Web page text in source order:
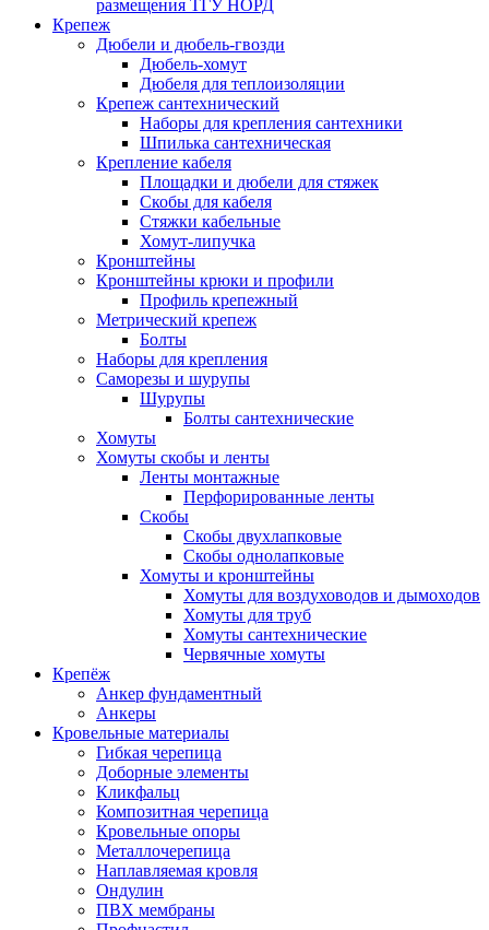
размещения ТГУ НОРД
Крепеж
Дюбели и дюбель-гвозди
Дюбель-хомут
Дюбеля для теплоизоляции
Крепеж сантехнический
Наборы для крепления сантехники
Шпилька сантехническая
Крепление кабеля
Площадки и дюбели для стяжек
Скобы для кабеля
Стяжки кабельные
Хомут-липучка
Кронштейны
Кронштейны крюки и профили
Профиль крепежный
Метрический крепеж
Болты
Наборы для крепления
Саморезы и шурупы
Шурупы
Болты сантехнические
Хомуты
Хомуты скобы и ленты
Ленты монтажные
Перфорированные ленты
Скобы
Скобы двухлапковые
Скобы однолапковые
Хомуты и кронштейны
Хомуты для воздуховодов и дымоходов
Хомуты для труб
Хомуты сантехнические
Червячные хомуты
Крепёж
Анкер фундаментный
Анкеры
Кровельные материалы
Гибкая черепица
Доборные элементы
Кликфальц
Композитная черепица
Кровельные опоры
Металлочерепица
Наплавляемая кровля
Ондулин
ПВХ мембраны